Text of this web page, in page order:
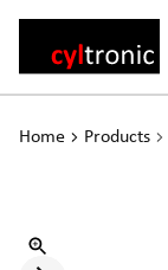
Home Products